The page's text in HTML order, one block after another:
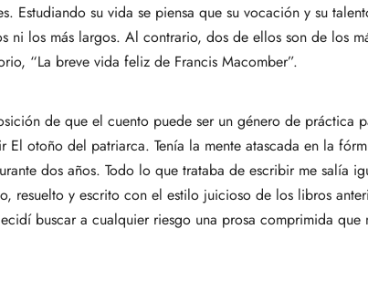
Estudiando su vida se piensa que su vocación y su
ni los más largos. Al contrario, dos de ellos son de los
“La breve vida feliz de Francis Macomber”.
de que el cuento puede ser un género de
El otoño del patriarca. Tenía la mente atascada en la
dos años. Todo lo que trataba de escribir me
resuelto y escrito con el estilo juicioso de los libros
buscar a cualquier riesgo una prosa comprimida